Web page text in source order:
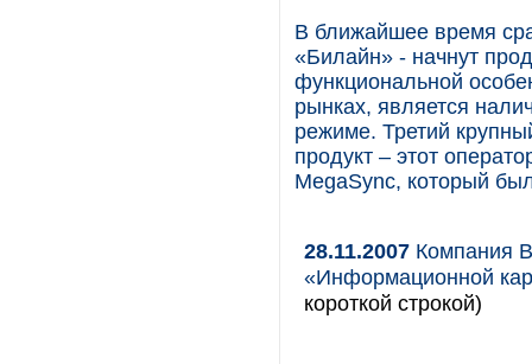
В ближайшее время
«Билайн» - начнут
функциональной
рынках, является
режиме. Третий
продукт – этот
MegaSync, который
28.11.2007 Компания
«Информационной
короткой строкой)